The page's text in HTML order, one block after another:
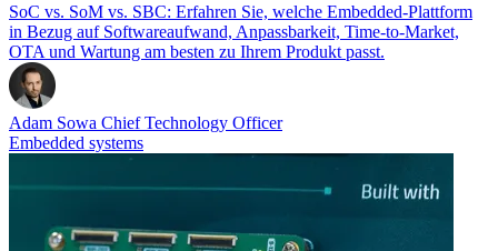
SoC vs. SoM vs. SBC: Erfahren Sie, welche Embedded-Plattform
in Bezug auf Softwareaufwand, Anpassbarkeit, Time-to-Market,
OTA und Wartung am besten zu Ihrem Produkt passt.
Adam Sowa Chief Technology Officer
Embedded systems